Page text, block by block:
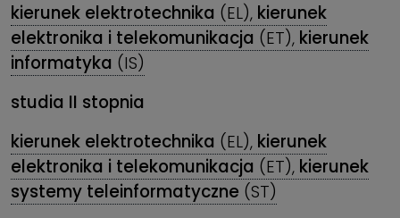
kierunek elektrotechnika (EL), kierunek
elektronika i telekomunikacja (ET), kierunek
informatyka (IS)
studia II stopnia
kierunek elektrotechnika (EL), kierunek
elektronika i telekomunikacja (ET), kierunek
systemy teleinformatyczne (ST)